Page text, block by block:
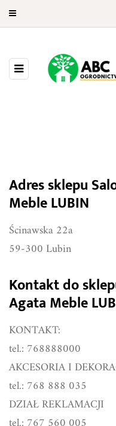
Salon
LUBIN
Adres sklepu
Meble LUBIN
Ścinawska 22a
59-300 Lubin
Kontakt do
Agata Meble
KONTAKT:
tel.: 768888000
AKCESORIA I
tel.: 768 888 035
DZIAŁ REKLAMACJI